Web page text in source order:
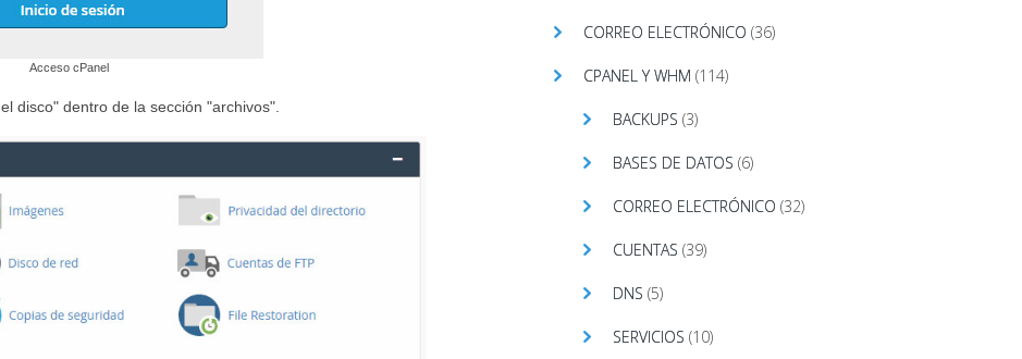
Acceso cPanel
disco" dentro de la sección "archivos".
CORREO ELECTRÓNICO (36)
CPANEL Y WHM (114)
BACKUPS (3)
BASES DE DATOS (6)
CORREO ELECTRÓNICO (32)
CUENTAS (39)
DNS (5)
SERVICIOS (10)